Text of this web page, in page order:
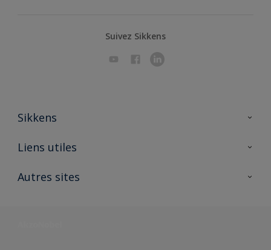
Suivez Sikkens
Sikkens
A propos de Sikkens
Liens utiles
Ouvrir un magasin PASS
Autres sites